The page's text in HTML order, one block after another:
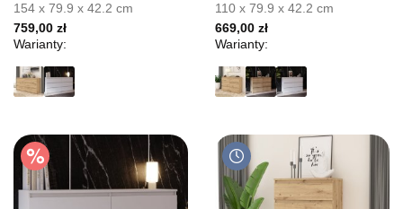
154 x 79.9 x 42.2 cm
759,00 zł
Warianty:
110 x 79.9 x 42.2 cm
669,00 zł
Warianty: